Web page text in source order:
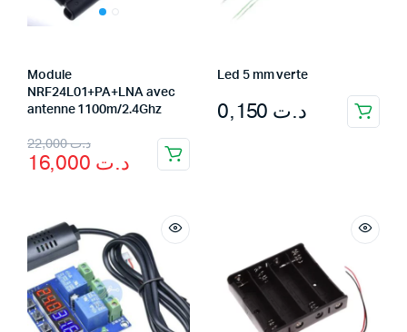
Module
NRF24L01+PA+LNA avec
antenne 1100m/2.4Ghz
د.ت22,000
Original
price
د.ت 22,000.
د.ت
Current
price
د.ت 16,000.
Led 5 mm verte
د.ت